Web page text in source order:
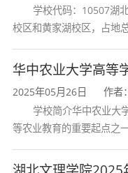
文科：语文、数
以上各科试题卷
分。
学校代码：10507湖
校区和黄家湖校区，占地
育和最早开办中医研究
华中农业大学高等
2025年05月26日
作者
学校简介华中农业大
等农业教育的重要起点之
首轮“双一流”成效